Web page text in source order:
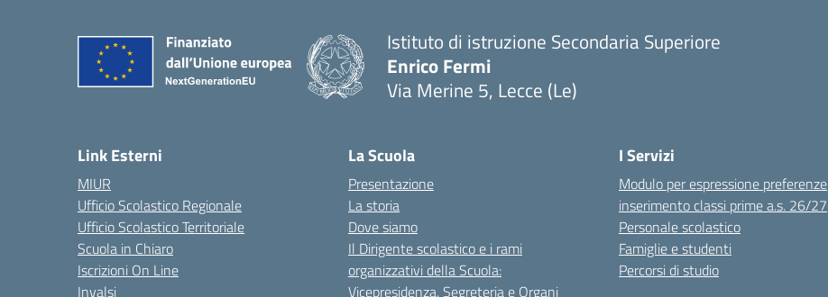
Istituto di istruzione Secondaria Superiore
Enrico Fermi
Via Merine 5, Lecce (Le)
Link Esterni
MIUR
Ufficio Scolastico Regionale
Ufficio Scolastico Territoriale
Scuola in Chiaro
Iscrizioni On Line
Invalsi
La Scuola
Presentazione
La storia
Dove siamo
Il Dirigente scolastico e i rami
organizzativi della Scuola:
Vicepresidenza, Segreteria e Organi
I Servizi
Modulo per espressione preferenze
inserimento classi prime a.s. 26/27
Personale scolastico
Famiglie e studenti
Percorsi di studio